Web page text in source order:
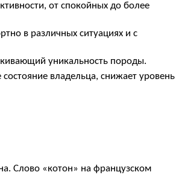
от спокойных до более
в различных ситуациях и с
уникальность породы.
владельца, снижает уровень
Слово «котон» на французском